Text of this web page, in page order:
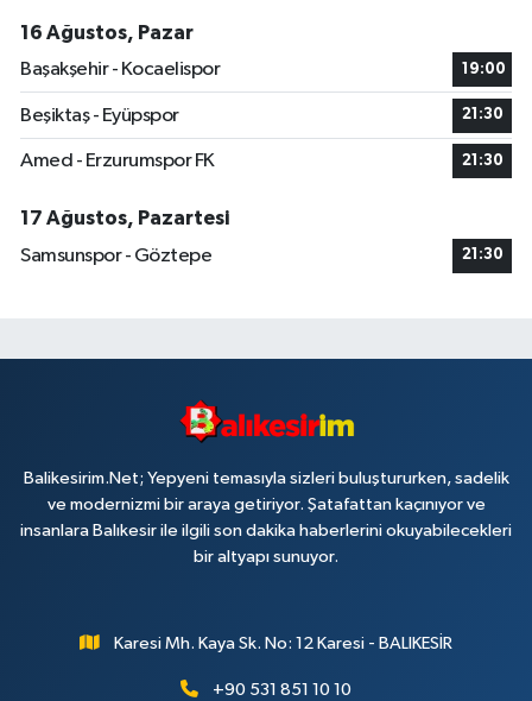
16 Ağustos, Pazar
Başakşehir - Kocaelispor
19:00
Beşiktaş - Eyüpspor 21:30
Amed - Erzurumspor FK 21:30
17 Ağustos, Pazartesi
Samsunspor - Göztepe
21:30
Balikesirim.Net; Yepyeni temasıyla sizleri buluştururken, sadelik
ve modernizmi bir araya getiriyor. Şatafattan kaçınıyor ve
insanlara Balıkesir ile ilgili son dakika haberlerini okuyabilecekleri
bir altyapı sunuyor.
Karesi Mh. Kaya Sk. No: 12 Karesi - BALIKESİR
+90 531 851 10 10